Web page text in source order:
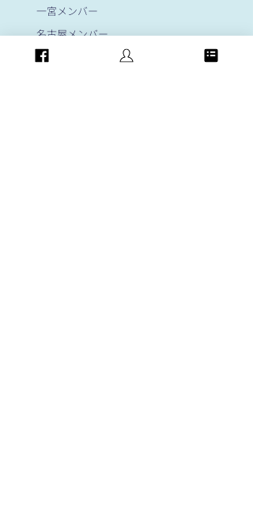
一宮メンバー
名古屋メンバー
岐阜メンバー